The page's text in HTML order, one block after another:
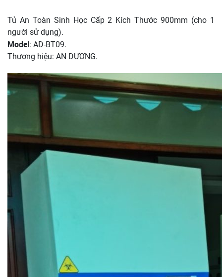
Tủ An Toàn Sinh Học Cấp 2 Kích Thước 900mm (cho 1
người sử dụng).
Model: AD-BT09.
Thương hiệu: AN DƯƠNG.